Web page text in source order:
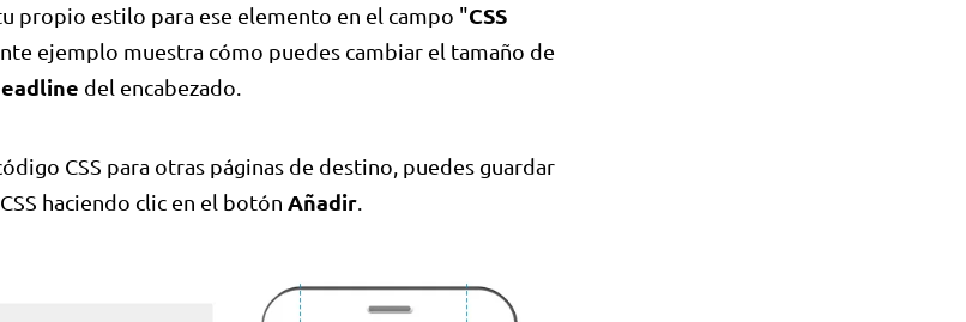
propio estilo para ese elemento en el campo "CSS
ejemplo muestra cómo puedes cambiar el tamaño de
del encabezado.
CSS para otras páginas de destino, puedes guardar
haciendo clic en el botón Añadir.